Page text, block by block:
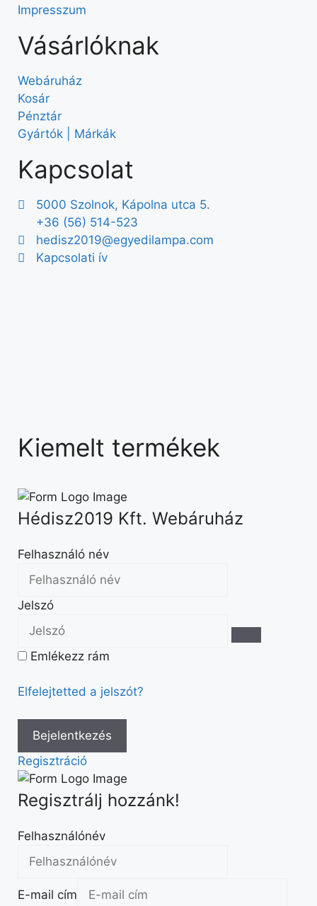
Impresszum
Vásárlóknak
Webáruház
Kosár
Pénztár
Gyártók | Márkák
Kapcsolat
5000 Szolnok, Kápolna utca 5.
+36 (56) 514-523
hedisz2019@egyedilampa.com
Kapcsolati ív
Kiemelt termékek
Hédisz2019 Kft. Webáruház
Felhasználó név
Jelszó
Emlékezz rám
Elfelejtetted a jelszót?
Regisztráció
Regisztrálj hozzánk!
Felhasználónév
E-mail cím